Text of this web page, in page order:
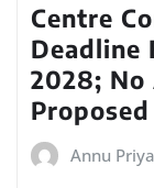
Centre
Deadline
2028; No
Proposed
Annu Priya